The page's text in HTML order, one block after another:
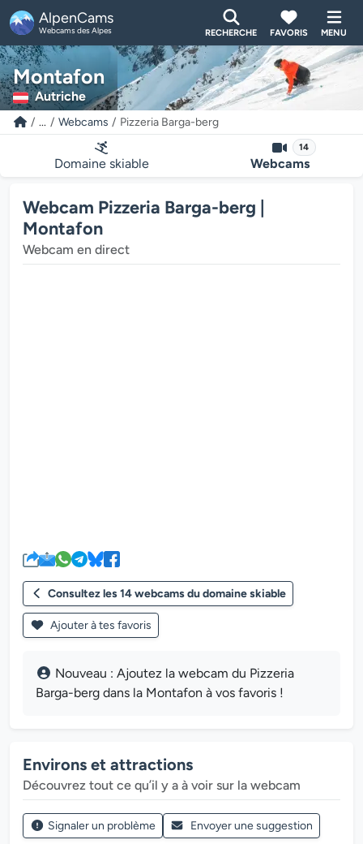
AlpenCams
Webcams des Alpes RECHERCHE FAVORIS MENU
Montafon
Autriche
... Webcams Pizzeria Barga-berg
Domaine skiable
14
Webcams
Webcam Pizzeria Barga-berg |
Montafon
Webcam en direct
Consultez les 14 webcams du domaine skiable
Ajouter à tes favoris
Nouveau : Ajoutez la webcam du Pizzeria
Barga-berg dans la Montafon à vos favoris !
Environs et attractions
Découvrez tout ce qu’il y a à voir sur la webcam
Signaler un problème Envoyer une suggestion